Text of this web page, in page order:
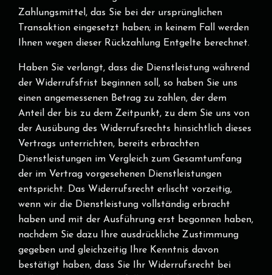
Zahlungsmittel, das Sie bei der ursprünglichen
Transaktion eingesetzt haben; in keinem Fall werden
Ihnen wegen dieser Rückzahlung Entgelte berechnet.
Haben Sie verlangt, dass die Dienstleistung während
der Widerrufsfrist beginnen soll, so haben Sie uns
einen angemessenen Betrag zu zahlen, der dem
Anteil der bis zu dem Zeitpunkt, zu dem Sie uns von
der Ausübung des Widerrufsrechts hinsichtlich dieses
Vertrags unterrichten, bereits erbrachten
Dienstleistungen im Vergleich zum Gesamtumfang
der im Vertrag vorgesehenen Dienstleistungen
entspricht. Das Widerrufsrecht erlischt vorzeitig,
wenn wir die Dienstleistung vollständig erbracht
haben und mit der Ausführung erst begonnen haben,
nachdem Sie dazu Ihre ausdrückliche Zustimmung
gegeben und gleichzeitig Ihre Kenntnis davon
bestätigt haben, dass Sie Ihr Widerrufsrecht bei